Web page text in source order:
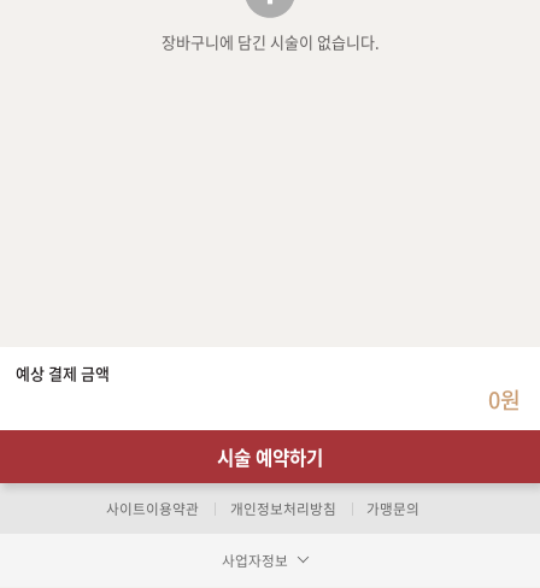
장바구니에 담긴 시술이 없습니다.
예상 결제 금액
0원
시술 예약하기
사이트이용약관 개인정보처리방침 가맹문의
사업자정보